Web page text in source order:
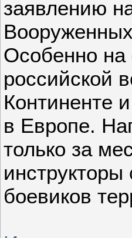
заявлению
Особенно
российской
Континенте
в Европе.
только за
инструкторы
боевиков